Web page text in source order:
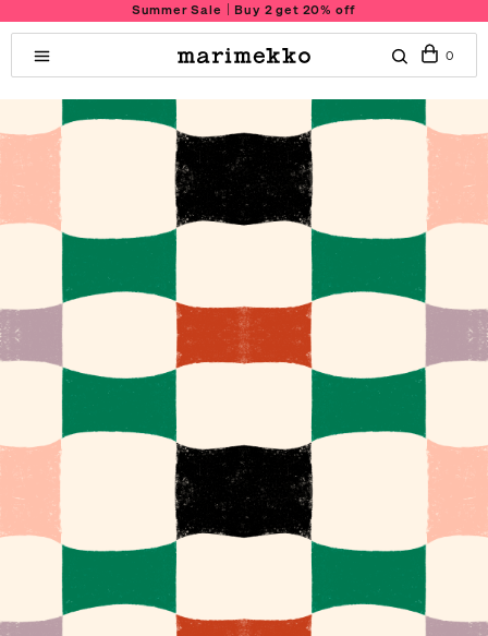
Summer Sale｜Buy 2 get 20% off
0